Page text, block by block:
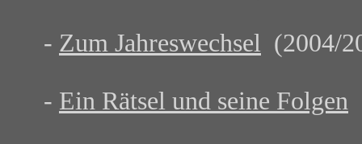
- Zum Jahreswechsel (2004/
- Ein Rätsel und seine Folgen